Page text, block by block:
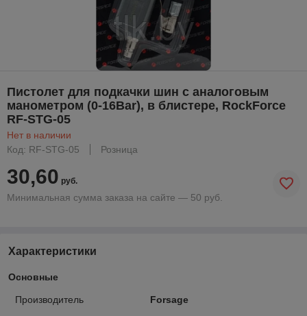
Пистолет для подкачки шин с аналоговым
манометром (0-16Bar), в блистере, RockForce
RF-STG-05
Нет в наличии
Код: RF-STG-05
Розница
30,60 руб.
Минимальная сумма заказа на сайте — 50 руб.
Характеристики
Основные
Производитель Forsage